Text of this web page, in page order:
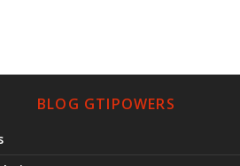
BLOG GTIPOWERS